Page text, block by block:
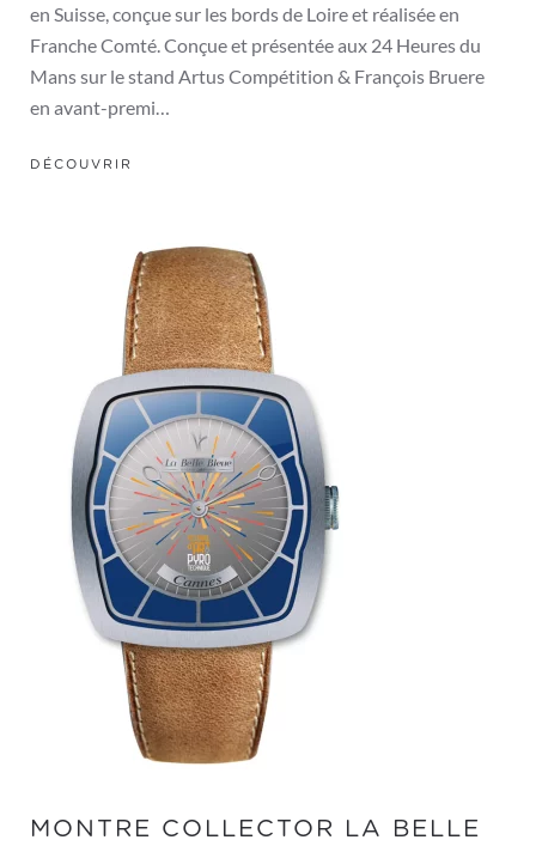
en Suisse, conçue sur les bords de Loire et réalisée en
Franche Comté. Conçue et présentée aux 24 Heures du
Mans sur le stand Artus Compétition & François Bruere
en avant-premi…
DÉCOUVRIR
MONTRE COLLECTOR LA BELLE